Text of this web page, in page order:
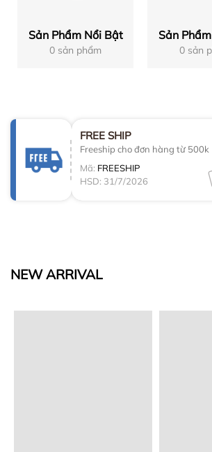
Sản Phẩm Nổi Bật
0 sản phẩm
Sản
0 sản
FREE SHIP
Freeship cho đơn hàng từ 500k
Mã: FREESHIP
HSD: 31/7/2026
NEW ARRIVAL